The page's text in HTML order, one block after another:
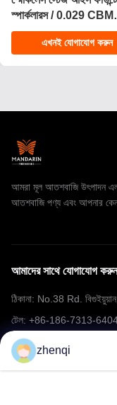
ফায়ারওয়ার্ক ২০০ শট কেক
পাইরোটেকনিক্স গ্রাহক
ক্রিসমাসের জন্য কেক
এখনই যোগাযোগ করুন
আমরা মূল আতশবাজি উৎপাদন
আতশবাজি পণ্য এবং আপনার
আমাদের সাথে যোগাযোগ করুন
ঠিকানা: No.38 Rd.
টেল: +86-186-7313-
ইমেইল:
zhenqi